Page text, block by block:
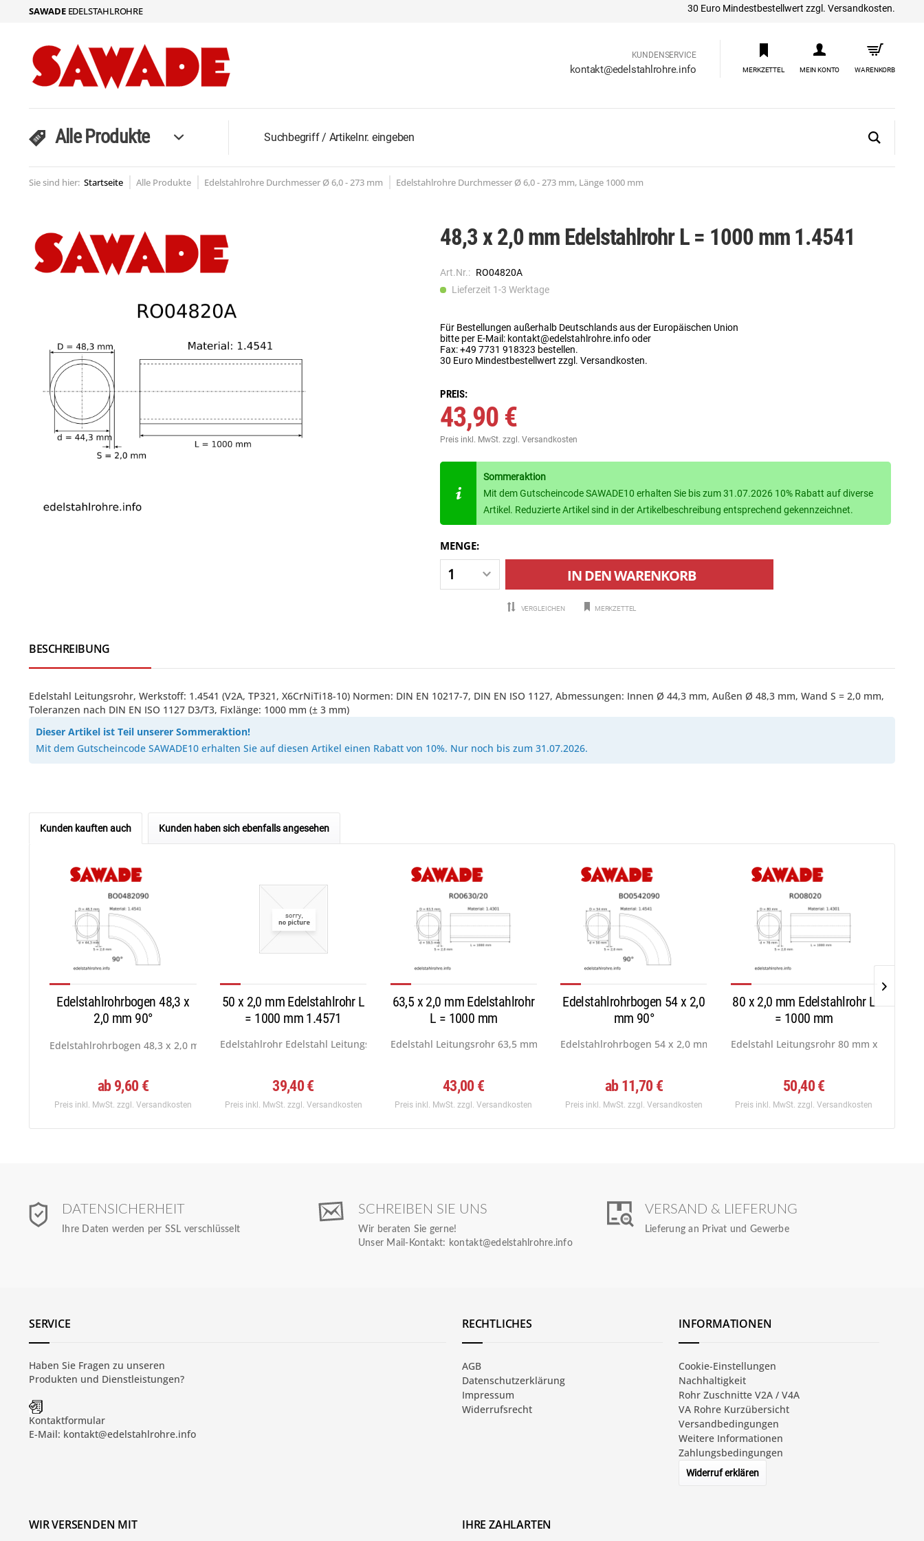
SAWADEEDELSTAHLROHRE 30 Euro Mindestbestellwert zzgl. Versandkosten.
KUNDENSERVICE
kontakt@edelstahlrohre.info MERKZETTEL MEIN KONTO WARENKORB
Alle Produkte
Sie sind hier: Startseite Alle Produkte Edelstahlrohre Durchmesser Ø 6,0 - 273 mm Edelstahlrohre Durchmesser Ø 6,0 - 273 mm, Länge 1000 mm
48,3 x 2,0 mm Edelstahlrohr L = 1000 mm 1.4541
Art.Nr.: RO04820A
Lieferzeit 1-3 Werktage
Für Bestellungen außerhalb Deutschlands aus der Europäischen Union
bitte per E-Mail: kontakt@edelstahlrohre.info oder
Fax: +49 7731 918323 bestellen.
30 Euro Mindestbestellwert zzgl. Versandkosten.
PREIS:
43,90 €
Preis inkl. MwSt.zzgl. Versandkosten
Sommeraktion
Mit dem Gutscheincode SAWADE10 erhalten Sie bis zum 31.07.2026 10% Rabatt auf diverse
Artikel. Reduzierte Artikel sind in der Artikelbeschreibung entsprechend gekennzeichnet.
MENGE:
IN DENWARENKORB
VERGLEICHEN MERKZETTEL
BESCHREIBUNG
Edelstahl Leitungsrohr, Werkstoff: 1.4541 (V2A, TP321, X6CrNiTi18-10) Normen: DIN EN 10217-7, DIN EN ISO 1127, Abmessungen: Innen Ø 44,3 mm, Außen Ø 48,3 mm, Wand S = 2,0 mm,
Toleranzen nach DIN EN ISO 1127 D3/T3, Fixlänge: 1000 mm (± 3 mm)
Dieser Artikel ist Teil unserer Sommeraktion!
Mit dem Gutscheincode SAWADE10 erhalten Sie auf diesen Artikel einen Rabatt von 10%. Nur noch bis zum 31.07.2026.
Kunden kauften auch Kunden haben sich ebenfalls angesehen
Edelstahlrohrbogen 48,3 x
2,0 mm 90°
Edelstahlrohrbogen 48,3 x 2,0 mm,Norm 3,DIN...
ab 9,60 €
Preis inkl. MwSt. zzgl. Versandkosten
50 x 2,0 mm Edelstahlrohr L
= 1000 mm 1.4571
Edelstahlrohr Edelstahl Leitungsrohr 50 mm x 2,0 mm,...
39,40 €
Preis inkl. MwSt. zzgl. Versandkosten
63,5 x 2,0 mm Edelstahlrohr
L = 1000 mm
Edelstahl Leitungsrohr 63,5 mm x 2,0 mm, Werkstoff:...
43,00 €
Preis inkl. MwSt.zzgl. Versandkosten
Edelstahlrohrbogen 54 x 2,0
mm 90°
Edelstahlrohrbogen 54 x 2,0 mm,Norm 3,DIN 2605,90°,...
ab 11,70 €
Preis inkl. MwSt. zzgl. Versandkosten
80 x 2,0 mm Edelstahlrohr L
= 1000 mm
Edelstahl Leitungsrohr 80 mm x 2,0 mm,
50,40 €
Preis inkl. MwSt.zzgl. Versandkosten
DATENSICHERHEIT
Ihre Daten werden per SSL verschlüsselt
SCHREIBEN SIE UNS
Wir beraten Sie gerne!
Unser Mail-Kontakt: kontakt@edelstahlrohre.info
VERSAND & LIEFERUNG
Lieferung an Privat und Gewerbe
SERVICE
Haben Sie Fragen zu unseren
Produkten und Dienstleistungen?
Kontaktformular
E-Mail: kontakt@edelstahlrohre.info
RECHTLICHES
AGB
Datenschutzerklärung
Impressum
Widerrufsrecht
INFORMATIONEN
Cookie-Einstellungen
Nachhaltigkeit
Rohr Zuschnitte V2A / V4A
VA Rohre Kurzübersicht
Versandbedingungen
Weitere Informationen
Zahlungsbedingungen
Widerruf erklären
WIR VERSENDEN MIT IHRE ZAHLARTEN